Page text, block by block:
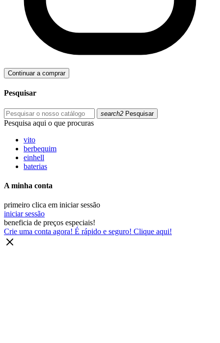
Continuar a comprar
Pesquisar
search2 Pesquisar
Pesquisa aqui o que procuras
vito
berbequim
einhell
baterias
A minha conta
primeiro clica em iniciar sessão
iniciar sessão
beneficia de preços especiais!
Crie uma conta agora! É rápido e seguro! Clique aqui!